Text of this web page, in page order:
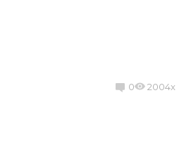
0 2004x